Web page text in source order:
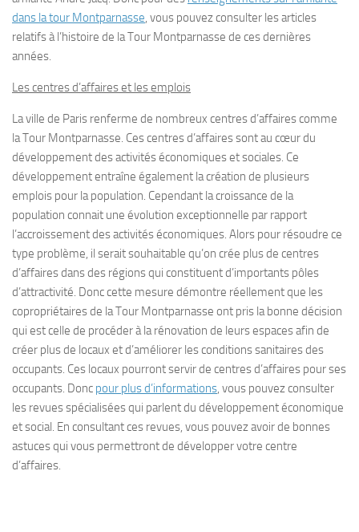
dans la tour Montparnasse, vous pouvez consulter les articles
relatifs à l’histoire de la Tour Montparnasse de ces dernières
années.
Les centres d’affaires et les emplois
La ville de Paris renferme de nombreux centres d’affaires comme
la Tour Montparnasse. Ces centres d’affaires sont au cœur du
développement des activités économiques et sociales. Ce
développement entraîne également la création de plusieurs
emplois pour la population. Cependant la croissance de la
population connait une évolution exceptionnelle par rapport
l’accroissement des activités économiques. Alors pour résoudre ce
type problème, il serait souhaitable qu’on crée plus de centres
d’affaires dans des régions qui constituent d’importants pôles
d’attractivité. Donc cette mesure démontre réellement que les
copropriétaires de la Tour Montparnasse ont pris la bonne décision
qui est celle de procéder à la rénovation de leurs espaces afin de
créer plus de locaux et d’améliorer les conditions sanitaires des
occupants. Ces locaux pourront servir de centres d’affaires pour ses
occupants. Donc pour plus d’informations, vous pouvez consulter
les revues spécialisées qui parlent du développement économique
et social. En consultant ces revues, vous pouvez avoir de bonnes
astuces qui vous permettront de développer votre centre
d’affaires.